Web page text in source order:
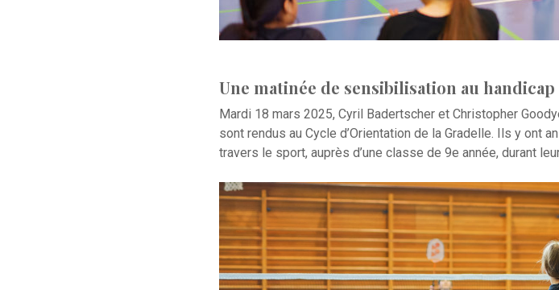
Une matinée de sensibilisation au handicap
Mardi 18 mars 2025, Cyril Badertscher et Christopher
sont rendus au Cycle d’Orientation de la Gradelle. Ils y ont
travers le sport, auprès d’une classe de 9e année, durant